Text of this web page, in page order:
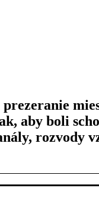
aby boli
rozvody